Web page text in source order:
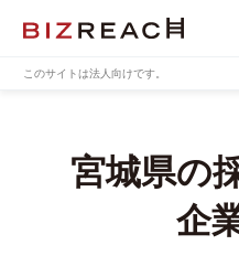
このサイトは法人向けです。
宮城県の
企